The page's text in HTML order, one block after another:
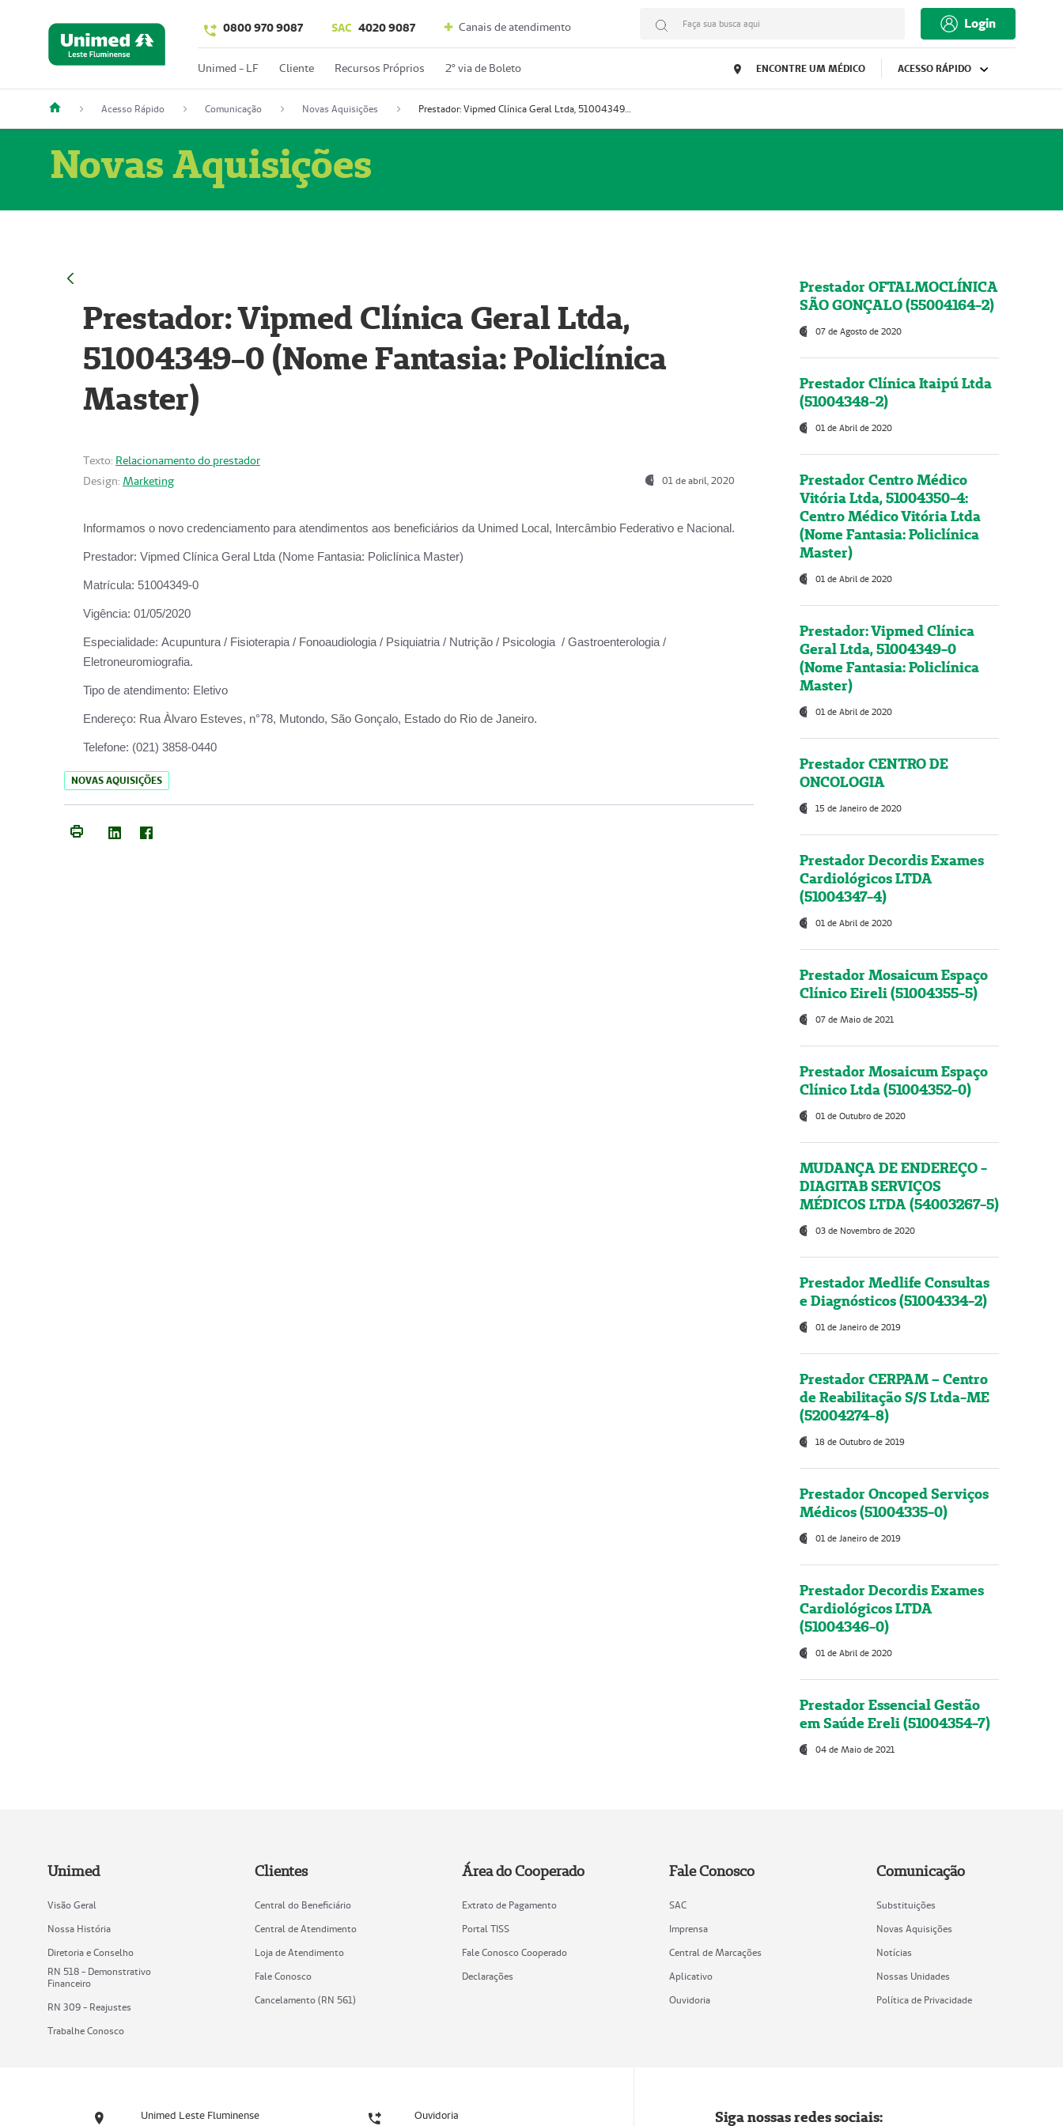
0800 970 9087 SAC 4020 9087 Canais de atendimento Faça sua busca aqui Login
Unimed - LF Cliente Recursos Próprios 2º via de Boleto ENCONTRE UM MÉDICO ACESSO RÁPIDO
Acesso Rápido Comunicação Novas Aquisições Prestador: Vipmed Clínica Geral Ltda, 51004349-0 (Nome Fantasia: Policlínica Master)
Novas Aquisições
Prestador: Vipmed Clínica Geral Ltda,
51004349-0 (Nome Fantasia: Policlínica
Master)
Texto: Relacionamento do prestador
Design: Marketing 01 de abril, 2020
Informamos o novo credenciamento para atendimentos aos beneficiários da Unimed Local, Intercâmbio Federativo e Nacional.
Prestador: Vipmed Clínica Geral Ltda (Nome Fantasia: Policlínica Master)
Matrícula: 51004349-0
Vigência: 01/05/2020
Especialidade: Acupuntura / Fisioterapia / Fonoaudiologia / Psiquiatria / Nutrição / Psicologia / Gastroenterologia /
Eletroneuromiografia.
Tipo de atendimento: Eletivo
Endereço: Rua Àlvaro Esteves, n°78, Mutondo, São Gonçalo, Estado do Rio de Janeiro.
Telefone: (021) 3858-0440
NOVAS AQUISIÇÕES
Prestador OFTALMOCLÍNICA
SÃO GONÇALO (55004164-2)
07 de Agosto de 2020
Prestador Clínica Itaipú Ltda
(51004348-2)
01 de Abril de 2020
Prestador Centro Médico
Vitória Ltda, 51004350-4:
Centro Médico Vitória Ltda
(Nome Fantasia: Policlínica
Master)
01 de Abril de 2020
Prestador: Vipmed Clínica
Geral Ltda, 51004349-0
(Nome Fantasia: Policlínica
Master)
01 de Abril de 2020
Prestador CENTRO DE
ONCOLOGIA
15 de Janeiro de 2020
Prestador Decordis Exames
Cardiológicos LTDA
(51004347-4)
01 de Abril de 2020
Prestador Mosaicum Espaço
Clínico Eireli (51004355-5)
07 de Maio de 2021
Prestador Mosaicum Espaço
Clínico Ltda (51004352-0)
01 de Outubro de 2020
MUDANÇA DE ENDEREÇO -
DIAGITAB SERVIÇOS
MÉDICOS LTDA (54003267-5)
03 de Novembro de 2020
Prestador Medlife Consultas
e Diagnósticos (51004334-2)
01 de Janeiro de 2019
Prestador CERPAM – Centro
de Reabilitação S/S Ltda-ME
(52004274-8)
18 de Outubro de 2019
Prestador Oncoped Serviços
Médicos (51004335-0)
01 de Janeiro de 2019
Prestador Decordis Exames
Cardiológicos LTDA
(51004346-0)
01 de Abril de 2020
Prestador Essencial Gestão
em Saúde Ereli (51004354-7)
04 de Maio de 2021
Unimed
Visão Geral
Nossa História
Diretoria e Conselho
RN 518 - Demonstrativo
Financeiro
RN 309 - Reajustes
Trabalhe Conosco
Clientes
Central do Beneficiário
Central de Atendimento
Loja de Atendimento
Fale Conosco
Cancelamento (RN 561)
Área do Cooperado
Extrato de Pagamento
Portal TISS
Fale Conosco Cooperado
Declarações
Fale Conosco
SAC
Imprensa
Central de Marcações
Aplicativo
Ouvidoria
Comunicação
Substituições
Novas Aquisições
Notícias
Nossas Unidades
Política de Privacidade
Unimed Leste Fluminense Ouvidoria Siga nossas redes sociais: